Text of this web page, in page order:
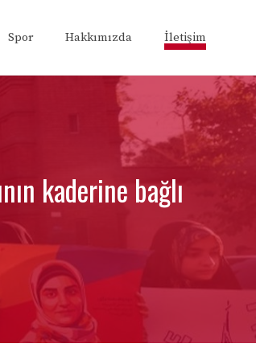
Spor Hakkımızda İletişim
kaderine bağlı